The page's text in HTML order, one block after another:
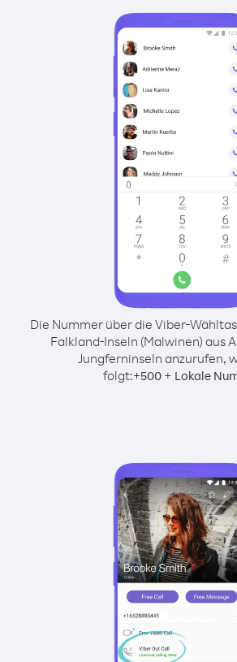
Die Nummer über die Viber-
Falkland-Inseln (Malwinen) aus
Jungferninseln anzurufen,
folgt:+500+ Lokale